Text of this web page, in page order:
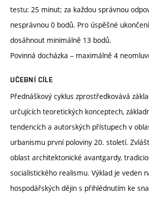
testu: 25 minut; za každou správnou
nesprávnou 0 bodů. Pro úspěšné
dosáhnout minimálně 13 bodů.
Povinná docházka – maximálně 4
UČEBNÍ CÍLE
Přednáškový cyklus zprostředkovává
určujících teoretických konceptech,
tendencích a autorských přístupech v
urbanismu první poloviny 20. století.
oblast architektonické avantgardy,
socialistického realismu. Výklad je veden
hospodářských dějin s přihlédnutím ke